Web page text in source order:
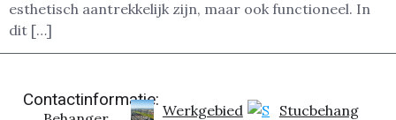
esthetisch aantrekkelijk zijn, maar ook functioneel. In
dit […]
Contactinformatie:
Werkgebied
Stucbehang